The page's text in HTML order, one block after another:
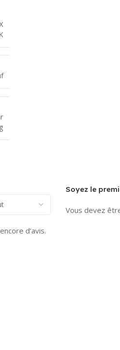
d’avis.
Soyez le
Vous devez